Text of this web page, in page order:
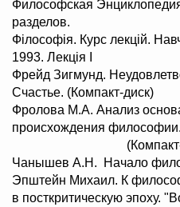
Философская
разделов.
Філософія. Курс лекцій.
1993. Лекція І
Фрейд Зигмунд.
Счастье. (Компакт-диск)
Фролова М.А. Анализ
происхождения философии.
(Компакт-
Чанышев А.Н. Начало
Эпштейн Михаил. К
в посткритическую эпоху.